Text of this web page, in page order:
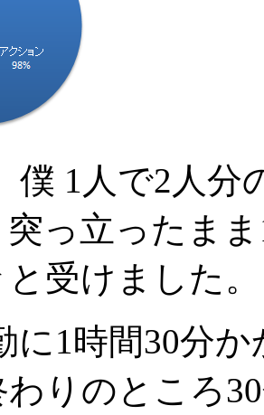
僕 1人で2人分
っ立ったま
受けました。
に1時間30分
わりのところ